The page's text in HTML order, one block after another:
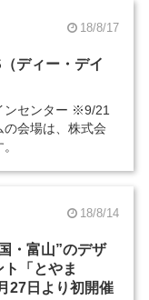
18/8/17
ディー・デイ
ンセンター ※9/21
会場は、株式会
18/8/14
・富山”のデザ
「とやま
27日より初開催